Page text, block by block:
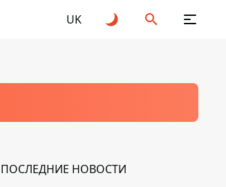
UK
ПОСЛЕДНИЕ НОВОСТИ